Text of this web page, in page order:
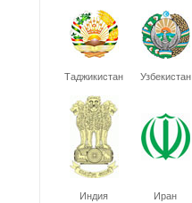
Таджикистан Узбекистан
Индия Иран